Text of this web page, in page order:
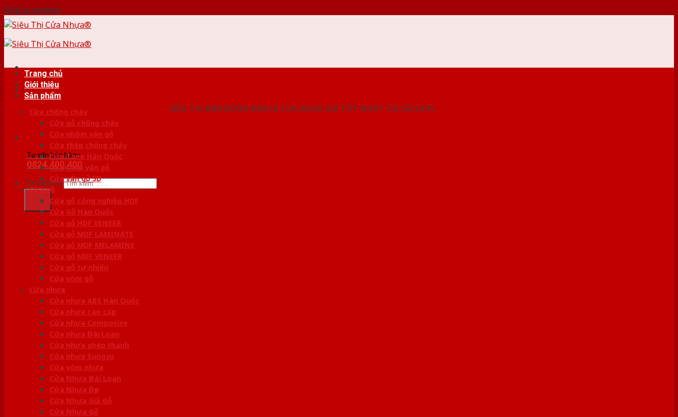
Skip to content
SIÊU THỊ BÁN BUÔN BÁN LẺ CỬA NHỰA GIÁ TỐT NHẤT TẠI SÀI GÒN
Tư vấn bán hàng
0824.400.400
Tìm kiếm:
Trang chủ
Giới thiệu
Sản phẩm
Cửa chống cháy
Cửa gỗ chống cháy
Cửa nhôm vân gỗ
Cửa thép chống cháy
Cửa Thép Hàn Quốc
Cửa thép vân gỗ
Cửa vân gỗ 5D
Cửa gỗ
Cửa gỗ công nghiệp HDF
Cửa Gỗ Hàn Quốc
Cửa gỗ HDF VENEER
Cửa gỗ MDF LAMINATE
Cửa gỗ MDF MELAMINE
Cửa gỗ MDF VENEER
Cửa gỗ tự nhiên
Cửa vòm gỗ
Cửa nhựa
Cửa nhựa ABS Hàn Quốc
Cửa nhựa cao cấp
Cửa nhựa Composite
Cửa nhựa Đài Loan
Cửa nhựa ghép thanh
Cửa nhựa Sungyu
Cửa vòm nhựa
Cửa Nhựa Đài Loan
Cửa Nhựa Đẹp
Cửa Nhựa Giả Gỗ
Cửa Nhựa Gỗ